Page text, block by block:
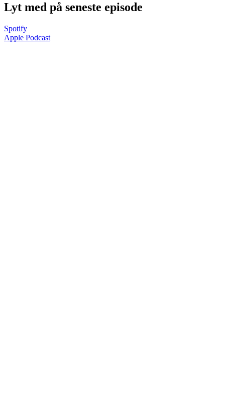
Lyt med på seneste episode
Spotify
Apple Podcast